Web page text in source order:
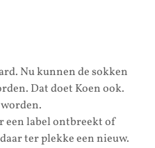
Nu kunnen de sokken
Dat doet Koen ook.
een label ontbreekt of
ter plekke een nieuw.